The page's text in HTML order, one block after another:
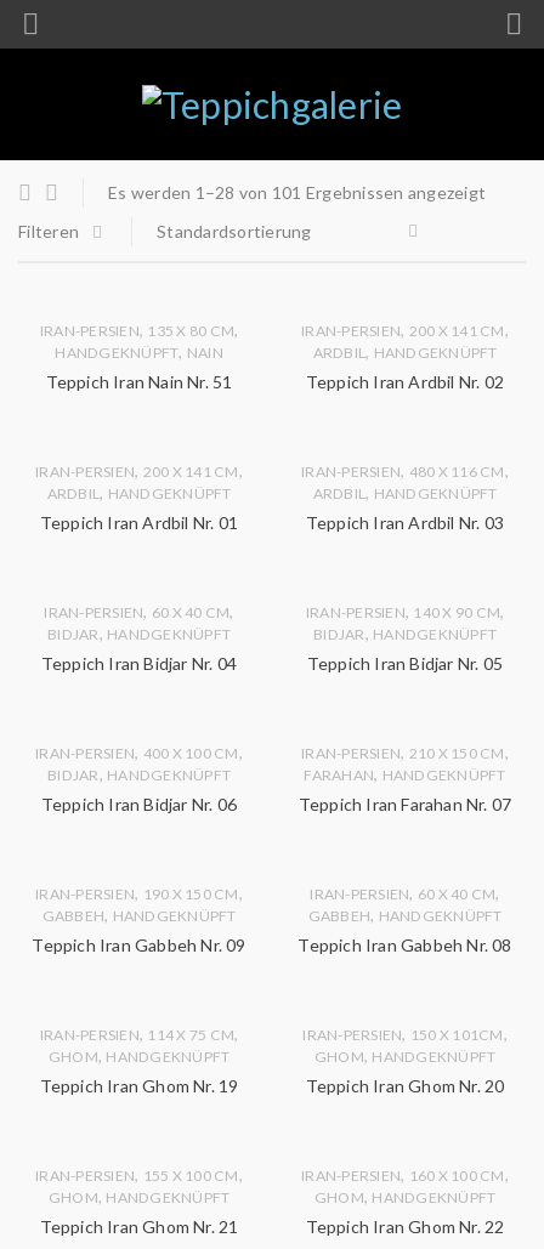
Es werden 1–28 von 101 Ergebnissen angezeigt
Filteren
Standardsortierung
IRAN-PERSIEN, 135 X 80 CM,
HANDGEKNÜPFT, NAIN
Teppich Iran Nain Nr. 51
IRAN-PERSIEN, 200 X 141 CM,
ARDBIL, HANDGEKNÜPFT
Teppich Iran Ardbil Nr. 02
IRAN-PERSIEN, 200 X 141 CM,
ARDBIL, HANDGEKNÜPFT
Teppich Iran Ardbil Nr. 01
IRAN-PERSIEN, 480 X 116 CM,
ARDBIL, HANDGEKNÜPFT
Teppich Iran Ardbil Nr. 03
IRAN-PERSIEN, 60 X 40 CM,
BIDJAR, HANDGEKNÜPFT
Teppich Iran Bidjar Nr. 04
IRAN-PERSIEN, 140 X 90 CM,
BIDJAR, HANDGEKNÜPFT
Teppich Iran Bidjar Nr. 05
IRAN-PERSIEN, 400 X 100 CM,
BIDJAR, HANDGEKNÜPFT
Teppich Iran Bidjar Nr. 06
IRAN-PERSIEN, 210 X 150 CM,
FARAHAN, HANDGEKNÜPFT
Teppich Iran Farahan Nr. 07
IRAN-PERSIEN, 190 X 150 CM,
GABBEH, HANDGEKNÜPFT
Teppich Iran Gabbeh Nr. 09
IRAN-PERSIEN, 60 X 40 CM,
GABBEH, HANDGEKNÜPFT
Teppich Iran Gabbeh Nr. 08
IRAN-PERSIEN, 114 X 75 CM,
GHOM, HANDGEKNÜPFT
Teppich Iran Ghom Nr. 19
IRAN-PERSIEN, 150 X 101CM,
GHOM, HANDGEKNÜPFT
Teppich Iran Ghom Nr. 20
IRAN-PERSIEN, 155 X 100 CM,
GHOM, HANDGEKNÜPFT
Teppich Iran Ghom Nr. 21
IRAN-PERSIEN, 160 X 100 CM,
GHOM, HANDGEKNÜPFT
Teppich Iran Ghom Nr. 22